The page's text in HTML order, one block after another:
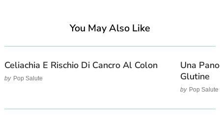
You May Also Like
Celiachia E Rischio Di Cancro Al Colon
by Pop Salute
Una
Glutine
by Pop Salute